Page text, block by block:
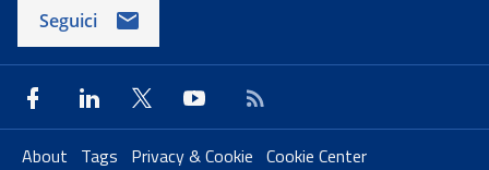
Seguici
About Tags Privacy & Cookie Cookie Center